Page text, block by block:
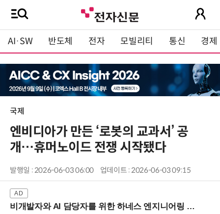
AI·SW 반도체 전자 모빌리티 통신 경제
국제
엔비디아가 만든 ‘로봇의 교과서’ 공
개…휴머노이드 전쟁 시작됐다
발행일 : 2026-06-03 06:00 업데이트 : 2026-06-03 09:15
비개발자와 AI 담당자를 위한 하네스 엔지니어링 입문과정 (8/20 신논현역)